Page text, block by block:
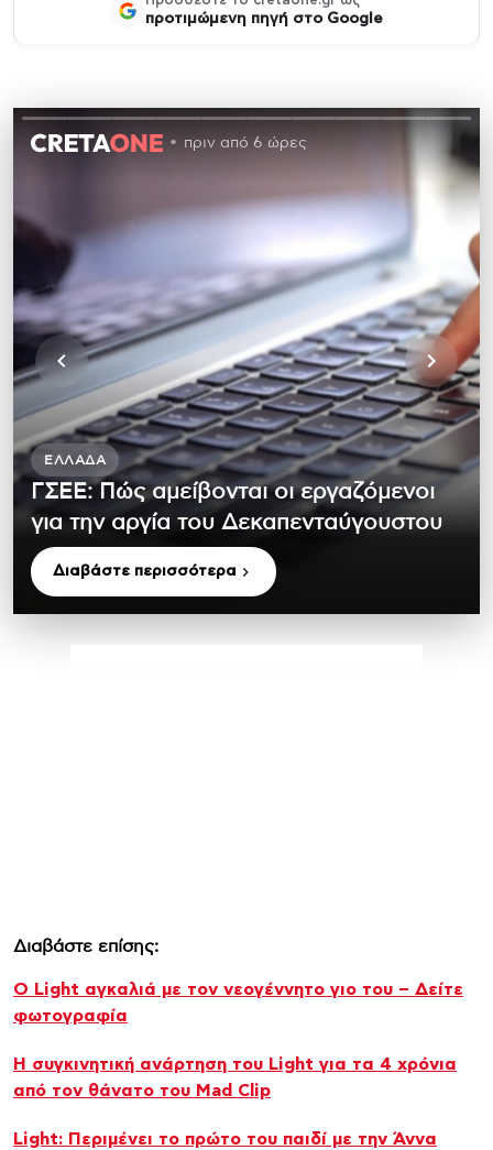
προτιμώμενη πηγή στο Google
πριν από 6 ώρες
ΕΛΛΆΔΑ
ΓΣΕΕ: Πώς αμείβονται οι εργαζόμενοι
για την αργία του Δεκαπενταύγουστου
Διαβάστε περισσότερα
Διαβάστε επίσης:
O Light αγκαλιά με τον νεογέννητο γιο του – Δείτε
φωτογραφία
Η συγκινητική ανάρτηση του Light για τα 4 χρόνια
από τον θάνατο του Mad Clip
Light: Περιμένει το πρώτο του παιδί με την Άννα